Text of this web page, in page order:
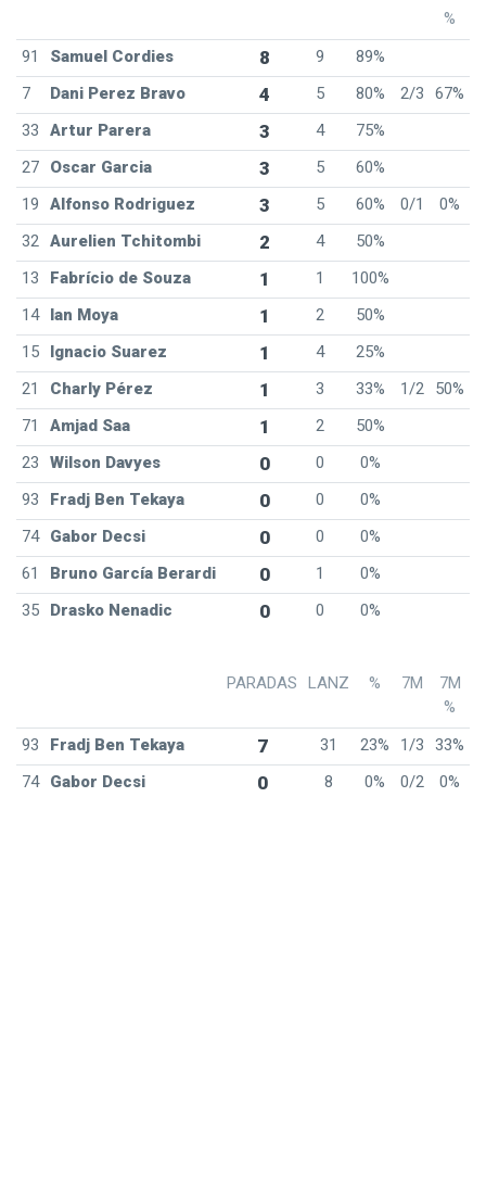
%
91
Samuel Cordies 8 9
89%
7
Dani Perez Bravo 4 5 80% 2/3
67%
33
Artur Parera 3 4
75%
27
Oscar Garcia 3 5
60%
19
Alfonso Rodriguez 3 5 60% 0/1
0%
32 Aurelien Tchitombi 2 4
50%
13
Fabrício de Souza 1 1
100%
14
Ian Moya 1 2
50%
15
Ignacio Suarez 1 4
25%
21
Charly Pérez 1 3 33% 1/2
50%
71
Amjad Saa 1 2
50%
23
Wilson Davyes 0 0
0%
93
Fradj Ben Tekaya 0 0
0%
74
Gabor Decsi 0 0
0%
61
Bruno García Berardi 0 1
0%
35
Drasko Nenadic 0 0 0%
PARADAS LANZ % 7M
7M
%
93
Fradj Ben Tekaya 7 31 23% 1/3
33%
74
Gabor Decsi 0 8 0% 0/2 0%